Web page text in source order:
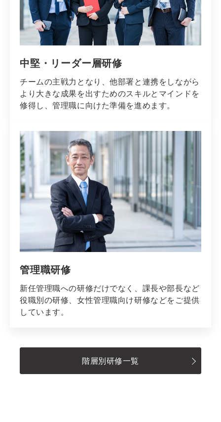
中堅・リーダー層研修
チームの主戦力となり、他部署と連携をしながら
より大きな成果を出すためのスキルとマインドを
修得し、管理職に向けた準備を進めます。
管理職研修
新任管理職への研修だけでなく、課長や部長など
役職別の研修、女性管理職向け研修などをご提供
しています。
階層別研修一覧